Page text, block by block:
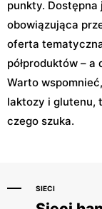
punkty.
obowiązująca
oferta
półproduktów –
Warto
laktozy i glutenu,
czego szuka.
SIECI